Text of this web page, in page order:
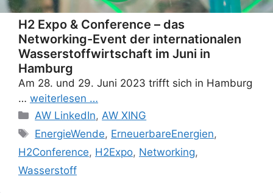
H2 Expo & Conference – das
Networking-Event der internationalen
Wasserstoffwirtschaft im Juni in
Hamburg
Am 28. und 29. Juni 2023 trifft sich in Hamburg
… weiterlesen …
Categories
AW LinkedIn, AW XING
Tags
EnergieWende, ErneuerbareEnergien,
H2Conference, H2Expo, Networking,
Wasserstoff